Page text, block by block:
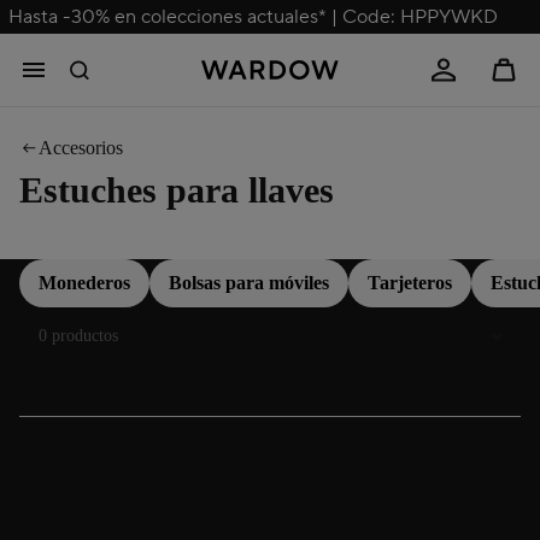
Hasta -30% en colecciones actuales* | Code: HPPYWKD
Accesorios
Estuches para llaves
Monederos Bolsas para móviles Tarjeteros
0 productos